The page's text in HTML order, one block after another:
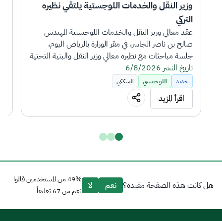
التركي
وفد رفيع المستوى.
بين البلدين في مجالات النقل والخدمات اللوجستية،
النقل البري والبحري والجوي والسككي.
حضر جلسة المباحثات معالي نائب وزير النقل والخدمات
اللوجستية الدكتور رميح بن محمد الرميح، ومعالي رئيس
الهيئة العامة للنقل الأستاذ فواز بن زنعاف السهلي،
بشار بن خالد المالك.
تاريخ النشر 6/8/2026
جديد اللوجيستي السككي
اقرأ المزيد
هل كانت هذه الصفحة مفيدة؟ نعم لا
49% من المستخدمين قالوا
نعم من 67 تعليقاً